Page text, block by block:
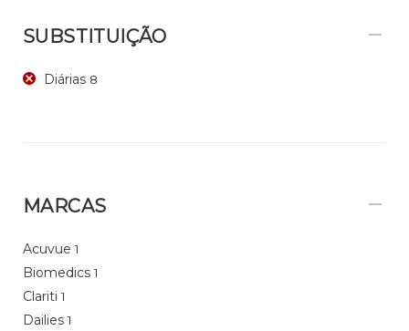
SUBSTITUIÇÃO
Diárias 8
MARCAS
Acuvue 1
Biomedics 1
Clariti 1
Dailies 1